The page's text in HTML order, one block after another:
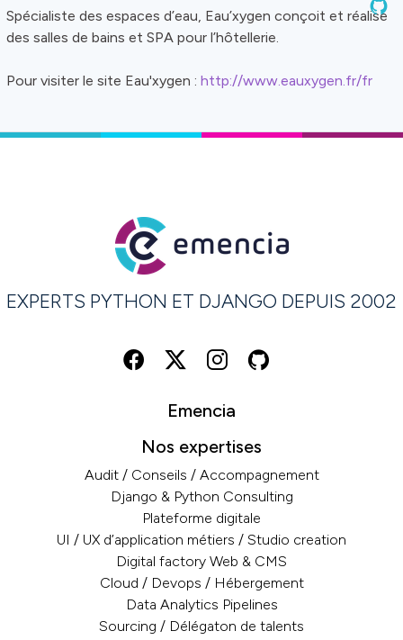
Spécialiste des espaces d’eau, Eau’xygen conçoit et réalise
des salles de bains et SPA pour l’hôtellerie.
Pour visiter le site Eau'xygen : http://www.eauxygen.fr/fr
EXPERTS PYTHON ET DJANGO DEPUIS 2002
Emencia
Nos expertises
Audit / Conseils / Accompagnement
Django & Python Consulting
Plateforme digitale
UI / UX d’application métiers / Studio creation
Digital factory Web & CMS
Cloud / Devops / Hébergement
Data Analytics Pipelines
Sourcing / Délégaton de talents